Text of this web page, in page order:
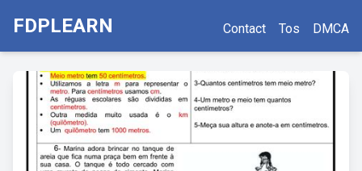
FDPLEARN Contact Tos DMCA